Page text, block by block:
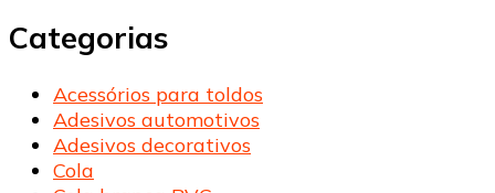
Categorias
Acessórios para toldos
Adesivos automotivos
Adesivos decorativos
Cola